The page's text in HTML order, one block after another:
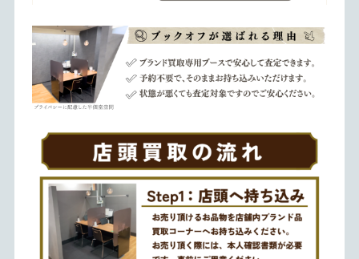
昭和期の国産時計取扱いメーカーの詳細はこちらのページ